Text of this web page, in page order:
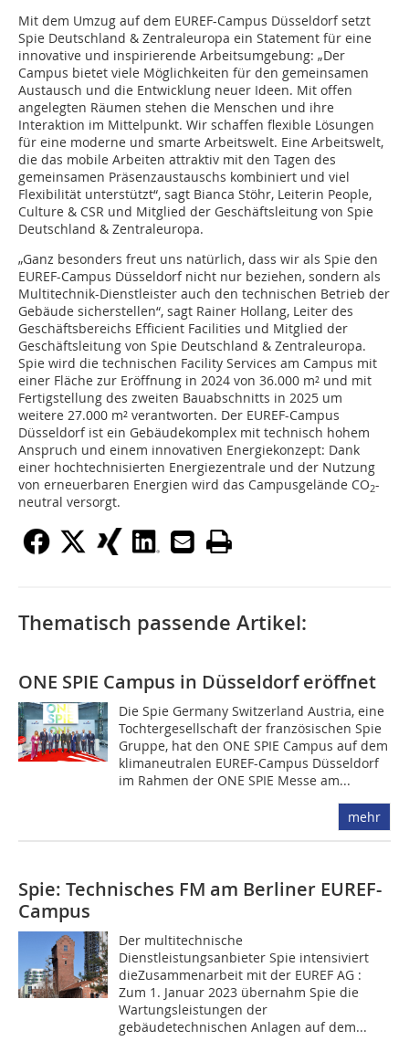
Mit dem Umzug auf dem EUREF-Campus Düsseldorf setzt
Spie Deutschland & Zentraleuropa ein Statement für eine
innovative und inspirierende Arbeitsumgebung: „Der
Campus bietet viele Möglichkeiten für den gemeinsamen
Austausch und die Entwicklung neuer Ideen. Mit offen
angelegten Räumen stehen die Menschen und ihre
Interaktion im Mittelpunkt. Wir schaffen flexible Lösungen
für eine moderne und smarte Arbeitswelt. Eine Arbeitswelt,
die das mobile Arbeiten attraktiv mit den Tagen des
gemeinsamen Präsenzaustauschs kombiniert und viel
Flexibilität unterstützt“, sagt Bianca Stöhr, Leiterin People,
Culture & CSR und Mitglied der Geschäftsleitung von Spie
Deutschland & Zentraleuropa.
„Ganz besonders freut uns natürlich, dass wir als Spie den
EUREF-Campus Düsseldorf nicht nur beziehen, sondern als
Multitechnik-Dienstleister auch den technischen Betrieb der
Gebäude sicherstellen“, sagt Rainer Hollang, Leiter des
Geschäftsbereichs Efficient Facilities und Mitglied der
Geschäftsleitung von Spie Deutschland & Zentraleuropa.
Spie wird die technischen Facility Services am Campus mit
einer Fläche zur Eröffnung in 2024 von 36.000 m² und mit
Fertigstellung des zweiten Bauabschnitts in 2025 um
weitere 27.000 m² verantworten. Der EUREF-Campus
Düsseldorf ist ein Gebäudekomplex mit technisch hohem
Anspruch und einem innovativen Energiekonzept: Dank
einer hochtechnisierten Energiezentrale und der Nutzung
von erneuerbaren Energien wird das Campusgelände CO2-
neutral versorgt.
Thematisch passende Artikel:
ONE SPIE Campus in Düsseldorf eröffnet
Die Spie Germany Switzerland Austria, eine
Tochtergesellschaft der französischen Spie
Gruppe, hat den ONE SPIE Campus auf dem
klimaneutralen EUREF-Campus Düsseldorf
im Rahmen der ONE SPIE Messe am...
mehr
Spie: Technisches FM am Berliner EUREF-
Campus
Der multitechnische
Dienstleistungsanbieter Spie intensiviert
dieZusammenarbeit mit der EUREF AG :
Zum 1. Januar 2023 übernahm Spie die
Wartungsleistungen der
gebäudetechnischen Anlagen auf dem...